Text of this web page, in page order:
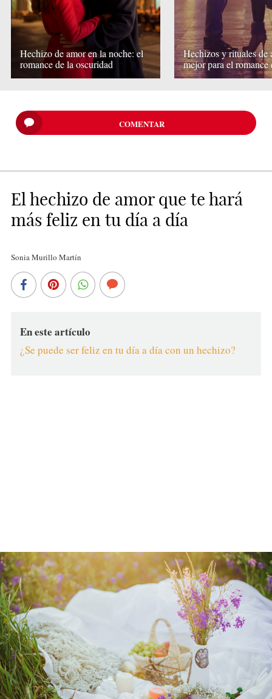
Hechizo de amor en la noche: el
romance de la oscuridad
Hechizos y rituales de
mejor para el romance
COMENTAR
El hechizo de amor que te hará
más feliz en tu día a día
Sonia Murillo Martín
En este artículo
¿Se puede ser feliz en tu día a día con un hechizo?